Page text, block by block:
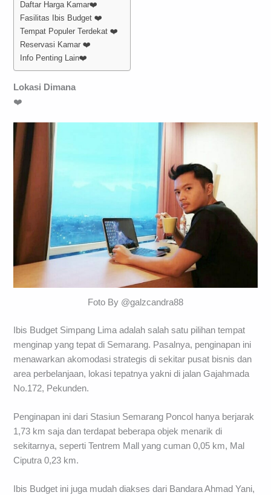
Daftar Harga Kamar❤️
Fasilitas Ibis Budget ❤️
Tempat Populer Terdekat ❤️
Reservasi Kamar ❤️
Info Penting Lain❤️
Lokasi Dimana
❤️
Foto By @galzcandra88
Ibis Budget Simpang Lima adalah salah satu pilihan tempat
menginap yang tepat di Semarang. Pasalnya, penginapan ini
menawarkan akomodasi strategis di sekitar pusat bisnis dan
area perbelanjaan, lokasi tepatnya yakni di jalan Gajahmada
No.172, Pekunden.
Penginapan ini dari Stasiun Semarang Poncol hanya berjarak
1,73 km saja dan terdapat beberapa objek menarik di
sekitarnya, seperti Tentrem Mall yang cuman 0,05 km, Mal
Ciputra 0,23 km.
Ibis Budget ini juga mudah diakses dari Bandara Ahmad Yani,